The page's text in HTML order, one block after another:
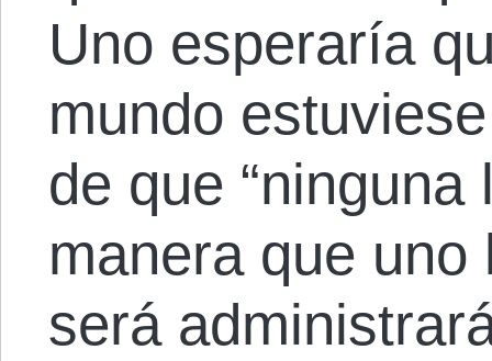
Uno esperaría
mundo
de que
manera que
será